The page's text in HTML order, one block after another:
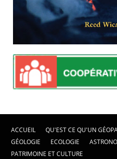
ACCUEIL QU'EST CE QU'UN
GÉOLOGIE
ECOLOGIE
PATRIMOINE ET CULTURE